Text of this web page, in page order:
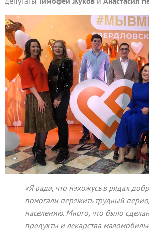
«Я рада, что нахожусь в рядах
помогали пережить трудный
населению. Много, что было
продукты и лекарства